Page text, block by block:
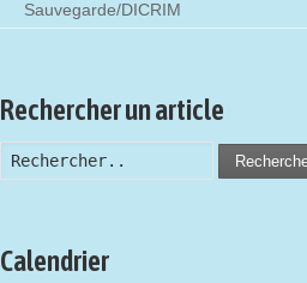
Sauvegarde/DICRIM
Rechercher un article
Calendrier